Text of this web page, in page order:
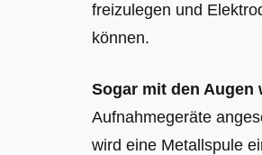
freizulegen und
können.
Sogar mit den Augen
Aufnahmegeräte
wird eine Metallspule